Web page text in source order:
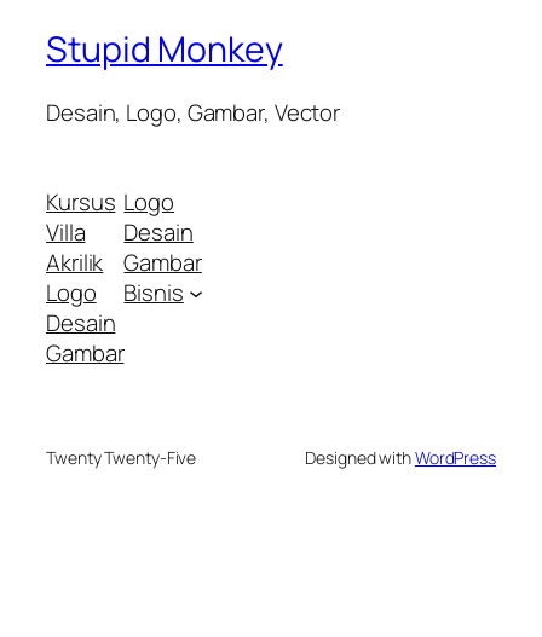
Stupid Monkey
Desain, Logo, Gambar, Vector
Kursus
Villa
Akrilik
Logo
Desain
Gambar
Logo
Desain
Gambar
Bisnis
Twenty Twenty-Five Designed withWordPress